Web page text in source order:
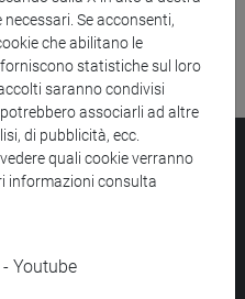
Se acconsenti,
che abilitano le
statistiche sul loro
saranno condivisi
associarli ad altre
di pubblicità, ecc.
quali cookie verranno
informazioni consulta
Youtube